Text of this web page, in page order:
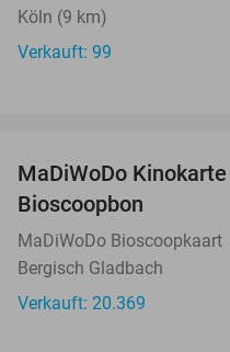
Köln (9 km)
Verkauft: 99
MaDiWoDo
Bioscoopbon
MaDiWoDo Bioscoopkaart
Bergisch Gladbach
Verkauft: 20.369